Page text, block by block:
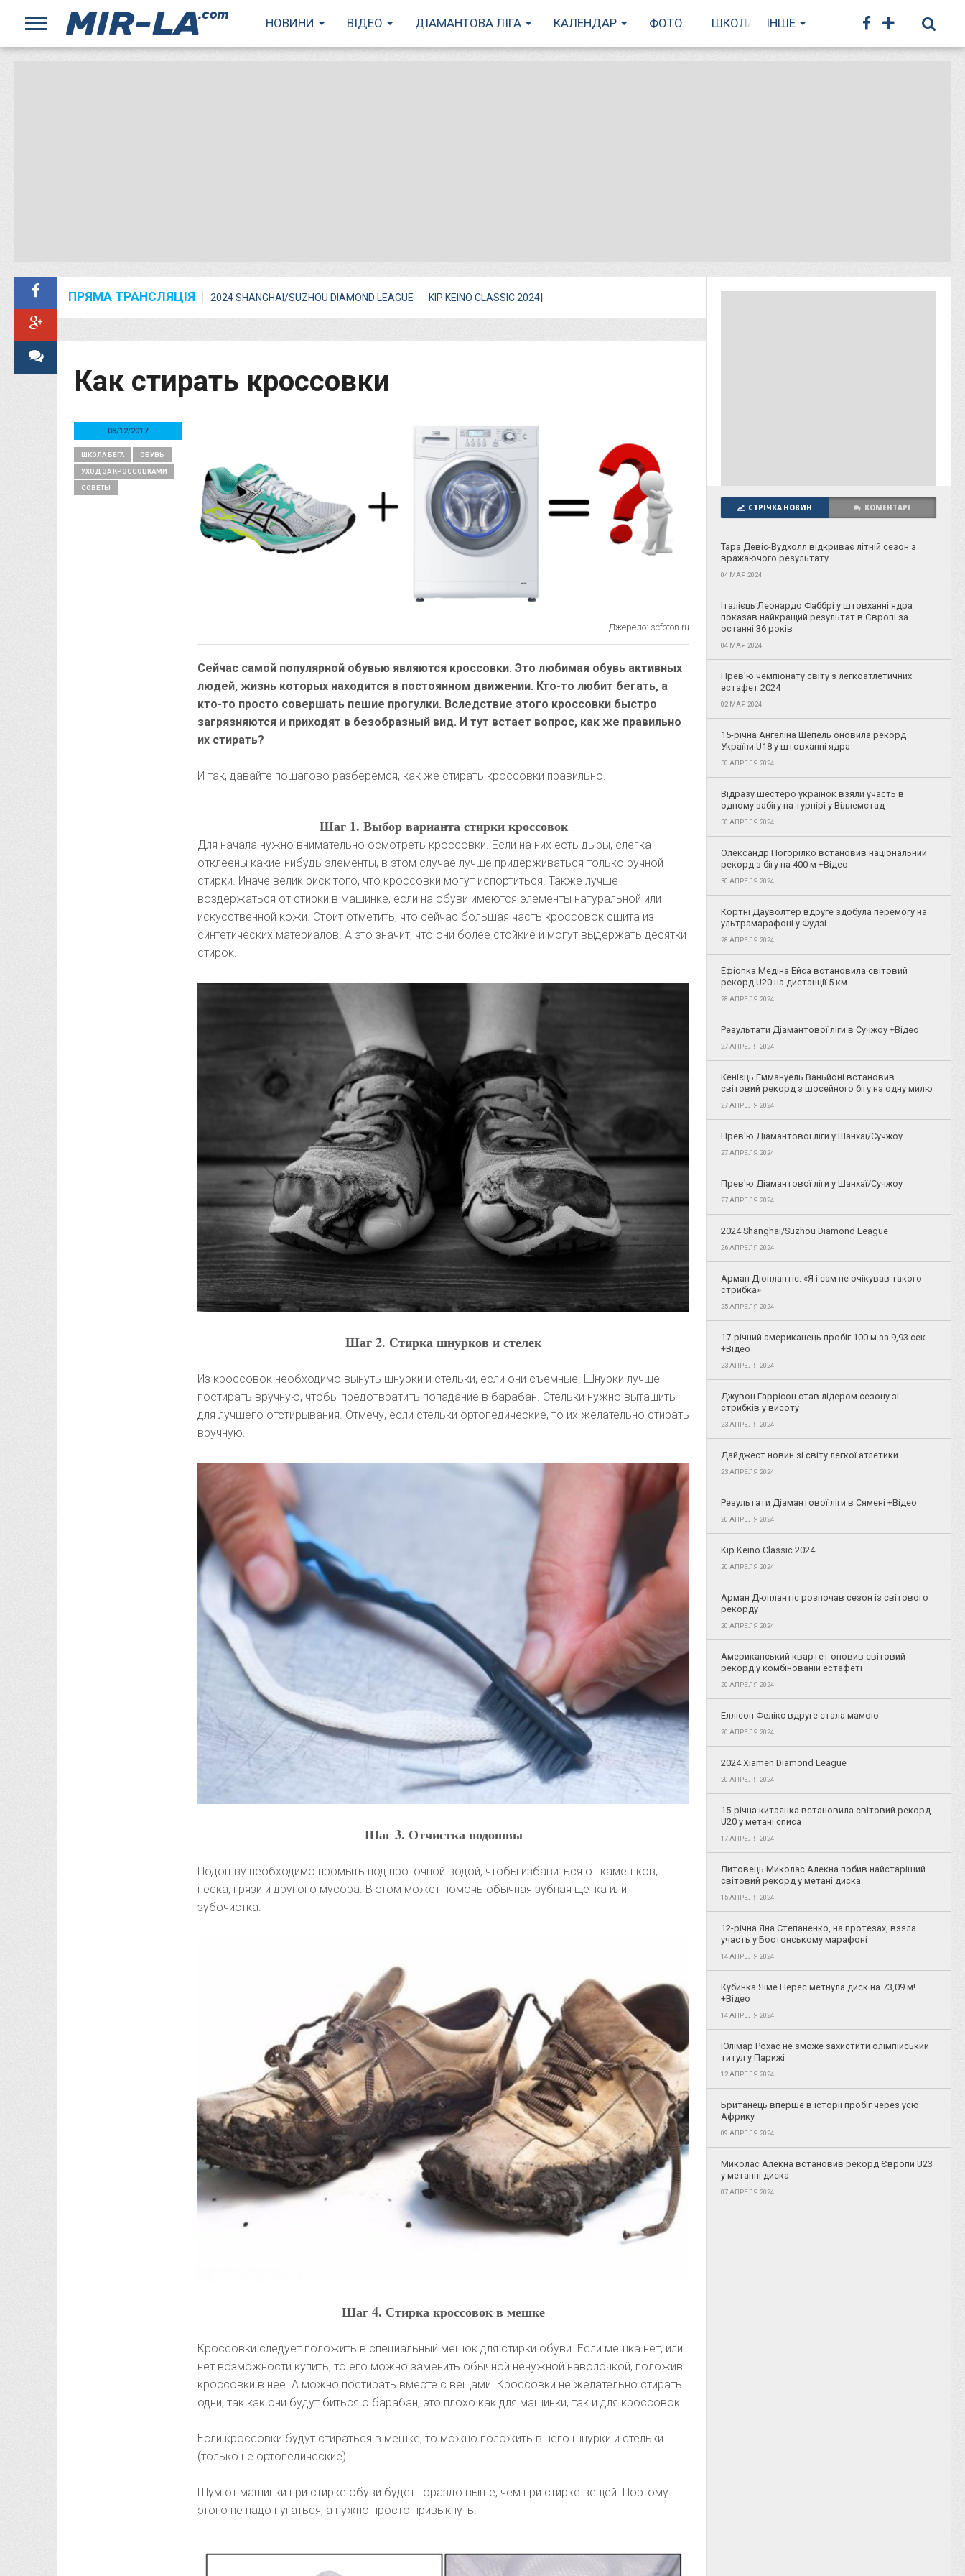
НОВИНИ ВІДЕО ДІАМАНТОВА ЛІГА КАЛЕНДАР ФОТО ШКОЛА БІГУ
ІНШЕ
ПРЯМА ТРАНСЛЯЦІЯ 2024 SHANGHAI/SUZHOU DIAMOND LEAGUE I
KIP KEINO CLASSIC 2024
Как стирать кроссовки
Джерело: scfoton.ru
Сейчас самой популярной обувью являются кроссовки. Это любимая обувь активных
людей, жизнь которых находится в постоянном движении. Кто-то любит бегать, а
кто-то просто совершать пешие прогулки. Вследствие этого кроссовки быстро
загрязняются и приходят в безобразный вид. И тут встает вопрос, как же правильно
их стирать?
И так, давайте пошагово разберемся, как же стирать кроссовки правильно.
Шаг 1. Выбор варианта стирки кроссовок
Для начала нужно внимательно осмотреть кроссовки. Если на них есть дыры, слегка
отклеены какие-нибудь элементы, в этом случае лучше придерживаться только ручной
стирки. Иначе велик риск того, что кроссовки могут испортиться. Также лучше
воздержаться от стирки в машинке, если на обуви имеются элементы натуральной или
искусственной кожи. Стоит отметить, что сейчас большая часть кроссовок сшита из
синтетических материалов. А это значит, что они более стойкие и могут выдержать десятки
стирок.
Шаг 2. Стирка шнурков и стелек
Из кроссовок необходимо вынуть шнурки и стельки, если они съемные. Шнурки лучше
постирать вручную, чтобы предотвратить попадание в барабан. Стельки нужно вытащить
для лучшего отстирывания. Отмечу, если стельки ортопедические, то их желательно стирать
вручную.
Шаг 3. Отчистка подошвы
Подошву необходимо промыть под проточной водой, чтобы избавиться от камешков,
песка, грязи и другого мусора. В этом может помочь обычная зубная щетка или
зубочистка.
Шаг 4. Стирка кроссовок в мешке
Кроссовки следует положить в специальный мешок для стирки обуви. Если мешка нет, или
нет возможности купить, то его можно заменить обычной ненужной наволочкой, положив
кроссовки в нее. А можно постирать вместе с вещами. Кроссовки не желательно стирать
одни, так как они будут биться о барабан, это плохо как для машинки, так и для кроссовок.
Если кроссовки будут стираться в мешке, то можно положить в него шнурки и стельки
(только не ортопедические).
Шум от машинки при стирке обуви будет гораздо выше, чем при стирке вещей. Поэтому
этого не надо пугаться, а нужно просто привыкнуть.
08/12/2017
ШКОЛА БЕГА ОБУВЬ
УХОД ЗА КРОССОВКАМИ
СОВЕТЫ
СТРІЧКА НОВИН КОМЕНТАРІ
Тара Девіс-Вудхолл відкриває літній сезон з
вражаючого результату
04 МАЯ 2024
Італієць Леонардо Фаббрі у штовханні ядра
показав найкращий результат в Європі за
останні 36 років
04 МАЯ 2024
Прев'ю чемпіонату світу з легкоатлетичних
естафет 2024
02 МАЯ 2024
15-річна Ангеліна Шепель оновила рекорд
України U18 у штовханні ядра
30 АПРЕЛЯ 2024
Відразу шестеро українок взяли участь в
одному забігу на турнірі у Віллемстад
30 АПРЕЛЯ 2024
Олександр Погорілко встановив національний
рекорд з бігу на 400 м +Відео
30 АПРЕЛЯ 2024
Кортні Дауволтер вдруге здобула перемогу на
ультрамарафоні у Фудзі
28 АПРЕЛЯ 2024
Ефіопка Медіна Ейса встановила світовий
рекорд U20 на дистанції 5 км
28 АПРЕЛЯ 2024
Результати Діамантової ліги в Сучжоу +Відео
27 АПРЕЛЯ 2024
Кенієць Еммануель Ваньйоні встановив
світовий рекорд з шосейного бігу на одну милю
27 АПРЕЛЯ 2024
Прев'ю Діамантової ліги у Шанхаї/Сучжоу
27 АПРЕЛЯ 2024
Прев'ю Діамантової ліги у Шанхаї/Сучжоу
27 АПРЕЛЯ 2024
2024 Shanghai/Suzhou Diamond League
26 АПРЕЛЯ 2024
Арман Дюплантіс: «Я і сам не очікував такого
стрибка»
25 АПРЕЛЯ 2024
17-річний американець пробіг 100 м за 9,93 сек.
+Відео
23 АПРЕЛЯ 2024
Джувон Гаррісон став лідером сезону зі
стрибків у висоту
23 АПРЕЛЯ 2024
Дайджест новин зі світу легкої атлетики
23 АПРЕЛЯ 2024
Результати Діамантової ліги в Сямені +Відео
20 АПРЕЛЯ 2024
Kip Keino Classic 2024
20 АПРЕЛЯ 2024
Арман Дюплантіс розпочав сезон із світового
рекорду
20 АПРЕЛЯ 2024
Американський квартет оновив світовий
рекорд у комбінованій естафеті
20 АПРЕЛЯ 2024
Еллісон Фелікс вдруге стала мамою
20 АПРЕЛЯ 2024
2024 Xiamen Diamond League
20 АПРЕЛЯ 2024
15-річна китаянка встановила світовий рекорд
U20 у метані списа
17 АПРЕЛЯ 2024
Литовець Миколас Алекна побив найстаріший
світовий рекорд у метані диска
15 АПРЕЛЯ 2024
12-річна Яна Степаненко, на протезах, взяла
участь у Бостонському марафоні
14 АПРЕЛЯ 2024
Кубинка Яіме Перес метнула диск на 73,09 м!
+Відео
14 АПРЕЛЯ 2024
Юлімар Рохас не зможе захистити олімпійський
титул у Парижі
12 АПРЕЛЯ 2024
Британець вперше в історії пробіг через усю
Африку
09 АПРЕЛЯ 2024
Миколас Алекна встановив рекорд Європи U23
у метанні диска
07 АПРЕЛЯ 2024